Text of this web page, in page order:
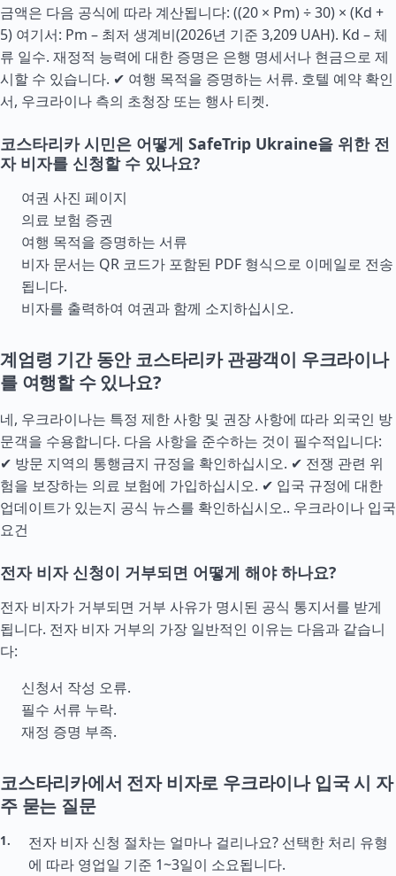
금액은 다음 공식에 따라 계산됩니다: ((20 × Pm) ÷ 30) × (Kd +
5) 여기서: Pm – 최저 생계비(2026년 기준 3,209 UAH). Kd – 체
류 일수. 재정적 능력에 대한 증명은 은행 명세서나 현금으로 제
시할 수 있습니다. ✔ 여행 목적을 증명하는 서류. 호텔 예약 확인
서, 우크라이나 측의 초청장 또는 행사 티켓.
코스타리카 시민은 어떻게 SafeTrip Ukraine을 위한 전
자 비자를 신청할 수 있나요?
여권 사진 페이지
의료 보험 증권
여행 목적을 증명하는 서류
비자 문서는 QR 코드가 포함된 PDF 형식으로 이메일로 전송
됩니다.
비자를 출력하여 여권과 함께 소지하십시오.
계엄령 기간 동안 코스타리카 관광객이 우크라이나
를 여행할 수 있나요?
네, 우크라이나는 특정 제한 사항 및 권장 사항에 따라 외국인 방
문객을 수용합니다. 다음 사항을 준수하는 것이 필수적입니다:
✔ 방문 지역의 통행금지 규정을 확인하십시오. ✔ 전쟁 관련 위
험을 보장하는 의료 보험에 가입하십시오. ✔ 입국 규정에 대한
업데이트가 있는지 공식 뉴스를 확인하십시오.. 우크라이나 입국
요건
전자 비자 신청이 거부되면 어떻게 해야 하나요?
전자 비자가 거부되면 거부 사유가 명시된 공식 통지서를 받게
됩니다. 전자 비자 거부의 가장 일반적인 이유는 다음과 같습니
다:
신청서 작성 오류.
필수 서류 누락.
재정 증명 부족.
코스타리카에서 전자 비자로 우크라이나 입국 시 자
주 묻는 질문
전자 비자 신청 절차는 얼마나 걸리나요? 선택한 처리 유형
에 따라 영업일 기준 1~3일이 소요됩니다.